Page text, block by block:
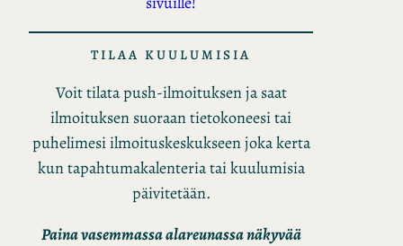
TILAA KUULUMISIA
Voit tilata push-ilmoituksen ja saat
ilmoituksen suoraan tietokoneesi tai
puhelimesi ilmoituskeskukseen joka kerta
kun tapahtumakalenteria tai kuulumisia
päivitetään.
Paina vasemmassa alareunassa näkyvää